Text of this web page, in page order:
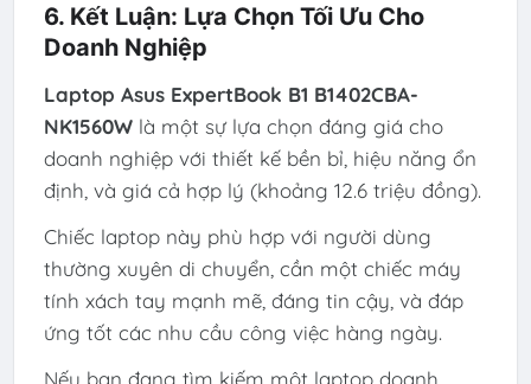
6. Kết Luận: Lựa Chọn Tối Ưu Cho
Doanh Nghiệp
Laptop Asus ExpertBook B1 B1402CBA-
NK1560Wlà một sự lựa chọn đáng giá cho
doanh nghiệp với thiết kế bền bỉ, hiệu năng ổn
định, và giá cả hợp lý (khoảng 12.6 triệu đồng).
Chiếc laptop này phù hợp với người dùng
thường xuyên di chuyển, cần một chiếc máy
tính xách tay mạnh mẽ, đáng tin cậy, và đáp
ứng tốt các nhu cầu công việc hàng ngày.